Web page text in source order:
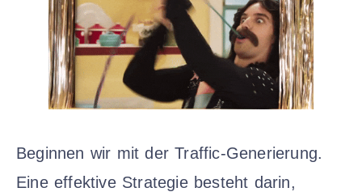
Beginnen wir mit der Traffic-Generierung.
Eine effektive Strategie besteht darin,